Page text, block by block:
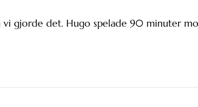
vi gjorde det. Hugo spelade 90 minuter